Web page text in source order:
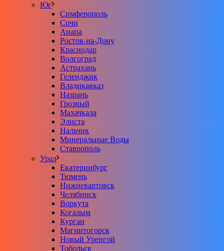
Юг
Симферополь
Сочи
Анапа
Ростов-на-Дону
Краснодар
Волгоград
Астрахань
Геленджик
Владикавказ
Назрань
Грозный
Махачкала
Элиста
Нальчик
Минеральные Воды
Ставрополь
Урал
Екатеринбург
Тюмень
Нижневартовск
Челябинск
Воркута
Когалым
Курган
Магнитогорск
Новый Уренгой
Тобольск